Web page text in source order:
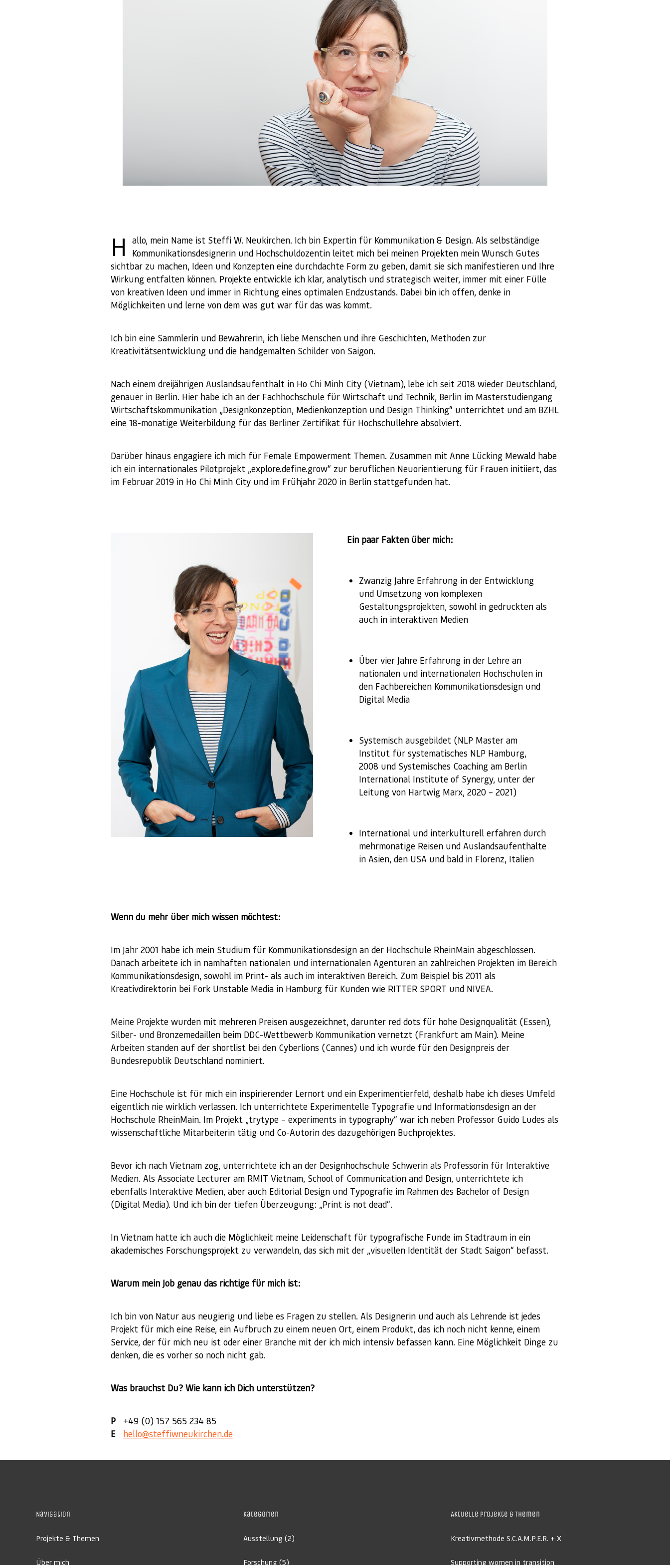
H
allo, mein Name ist Steffi W. Neukirchen. Ich bin Expertin für Kommunikation & Design. Als selbständige
Kommunikationsdesignerin und Hochschuldozentin leitet mich bei meinen Projekten mein Wunsch Gutes
sichtbar zu machen, Ideen und Konzepten eine durchdachte Form zu geben, damit sie sich manifestieren und Ihre
Wirkung entfalten können. Projekte entwickle ich klar, analytisch und strategisch weiter, immer mit einer Fülle
von kreativen Ideen und immer in Richtung eines optimalen Endzustands. Dabei bin ich offen, denke in
Möglichkeiten und lerne von dem was gut war für das was kommt.
Ich bin eine Sammlerin und Bewahrerin, ich liebe Menschen und ihre Geschichten, Methoden zur
Kreativitätsentwicklung und die handgemalten Schilder von Saigon.
Nach einem dreijährigen Auslandsaufenthalt in Ho Chi Minh City (Vietnam), lebe ich seit 2018 wieder Deutschland,
genauer in Berlin. Hier habe ich an der Fachhochschule für Wirtschaft und Technik, Berlin im Masterstudiengang
Wirtschaftskommunikation „Designkonzeption, Medienkonzeption und Design Thinking“ unterrichtet und am BZHL
eine 18-monatige Weiterbildung für das Berliner Zertifikat für Hochschullehre absolviert.
Darüber hinaus engagiere ich mich für Female Empowerment Themen. Zusammen mit Anne Lücking Mewald habe
ich ein internationales Pilotprojekt „explore.define.grow“ zur beruflichen Neuorientierung für Frauen initiiert, das
im Februar 2019 in Ho Chi Minh City und im Frühjahr 2020 in Berlin stattgefunden hat.
Ein paar Fakten über mich:
Zwanzig Jahre Erfahrung in der Entwicklung
und Umsetzung von komplexen
Gestaltungsprojekten, sowohl in gedruckten als
auch in interaktiven Medien
Über vier Jahre Erfahrung in der Lehre an
nationalen und internationalen Hochschulen in
den Fachbereichen Kommunikationsdesign und
Digital Media
Systemisch ausgebildet (NLP Master am
Institut für systematisches NLP Hamburg,
2008 und Systemisches Coaching am Berlin
International Institute of Synergy, unter der
Leitung von Hartwig Marx, 2020 – 2021)
International und interkulturell erfahren durch
mehrmonatige Reisen und Auslandsaufenthalte
in Asien, den USA und bald in Florenz, Italien
Wenn du mehr über mich wissen möchtest:
Im Jahr 2001 habe ich mein Studium für Kommunikationsdesign an der Hochschule RheinMain abgeschlossen.
Danach arbeitete ich in namhaften nationalen und internationalen Agenturen an zahlreichen Projekten im Bereich
Kommunikationsdesign, sowohl im Print- als auch im interaktiven Bereich. Zum Beispiel bis 2011 als
Kreativdirektorin bei Fork Unstable Media in Hamburg für Kunden wie RITTER SPORT und NIVEA.
Meine Projekte wurden mit mehreren Preisen ausgezeichnet, darunter red dots für hohe Designqualität (Essen),
Silber- und Bronzemedaillen beim DDC-Wettbewerb Kommunikation vernetzt (Frankfurt am Main). Meine
Arbeiten standen auf der shortlist bei den Cyberlions (Cannes) und ich wurde für den Designpreis der
Bundesrepublik Deutschland nominiert.
Eine Hochschule ist für mich ein inspirierender Lernort und ein Experimentierfeld, deshalb habe ich dieses Umfeld
eigentlich nie wirklich verlassen. Ich unterrichtete Experimentelle Typografie und Informationsdesign an der
Hochschule RheinMain. Im Projekt „trytype – experiments in typography“ war ich neben Professor Guido Ludes als
wissenschaftliche Mitarbeiterin tätig und Co-Autorin des dazugehörigen Buchprojektes.
Bevor ich nach Vietnam zog, unterrichtete ich an der Designhochschule Schwerin als Professorin für Interaktive
Medien. Als Associate Lecturer am RMIT Vietnam, School of Communication and Design, unterrichtete ich
ebenfalls Interaktive Medien, aber auch Editorial Design und Typografie im Rahmen des Bachelor of Design
(Digital Media). Und ich bin der tiefen Überzeugung: „Print is not dead“.
In Vietnam hatte ich auch die Möglichkeit meine Leidenschaft für typografische Funde im Stadtraum in ein
akademisches Forschungsprojekt zu verwandeln, das sich mit der „visuellen Identität der Stadt Saigon“ befasst.
Warum mein Job genau das richtige für mich ist:
Ich bin von Natur aus neugierig und liebe es Fragen zu stellen. Als Designerin und auch als Lehrende ist jedes
Projekt für mich eine Reise, ein Aufbruch zu einem neuen Ort, einem Produkt, das ich noch nicht kenne, einem
Service, der für mich neu ist oder einer Branche mit der ich mich intensiv befassen kann. Eine Möglichkeit Dinge zu
denken, die es vorher so noch nicht gab.
Was brauchst Du? Wie kann ich Dich unterstützen?
P +49 (0) 157 565 234 85
E hello@steffiwneukirchen.de
Navigation
Projekte & Themen
Über mich
Kategorien
Ausstellung (2)
Forschung (5)
Aktuelle Projekte & Themen
Kreativmethode S.C.A.M.P.E.R. + X
Supporting women in transition